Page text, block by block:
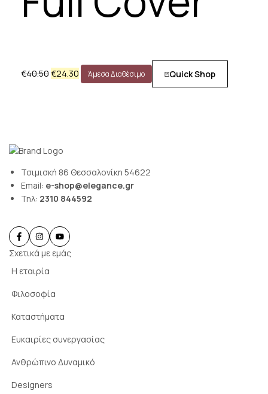
€40.50
Original
price
€24.30
Η
τρέχουσα
Άμεσα Διαθέσιμο Quick Shop
Τσιμισκή 86 Θεσσαλονίκη 54622
Email: e-shop@elegance.gr
Τηλ: 2310 844592
Σχετικά με εμάς
Η εταιρία
Φιλοσοφία
Καταστήματα
Ευκαιρίες συνεργασίας
Ανθρώπινο Δυναμικό
Designers